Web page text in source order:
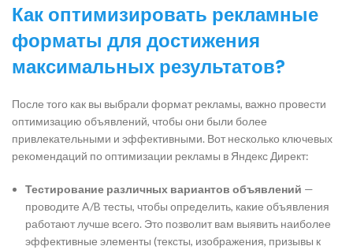
Как оптимизировать рекламные
форматы для достижения
максимальных результатов?
После того как вы выбрали формат рекламы, важно провести
оптимизацию объявлений, чтобы они были более
привлекательными и эффективными. Вот несколько ключевых
рекомендаций по оптимизации рекламы в Яндекс Директ:
Тестирование различных вариантов объявлений —
проводите A/B тесты, чтобы определить, какие объявления
работают лучше всего. Это позволит вам выявить наиболее
эффективные элементы (тексты, изображения, призывы к